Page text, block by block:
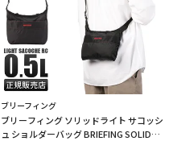
ブリーフィング
ブリーフィング ソリッドライト サコッシ
ュ ショルダーバッグ BRIEFING SOLID